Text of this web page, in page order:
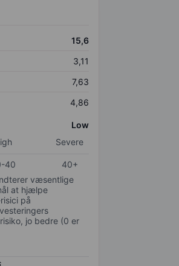
15,6
3,11
7,63
4,86
Low
Severe
40
40+
væsentlige
at hjælpe
på
jo bedre (0 er